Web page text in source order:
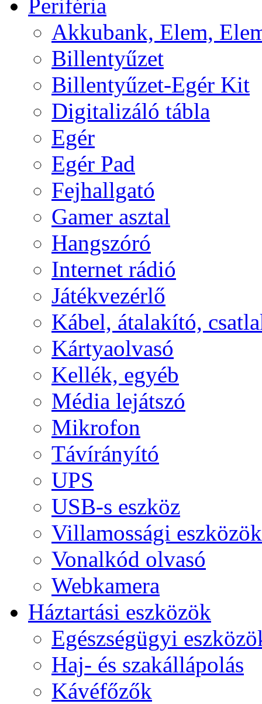
Periféria
Akkubank, Elem,
Billentyűzet
Billentyűzet-Egér Kit
Digitalizáló tábla
Egér
Egér Pad
Fejhallgató
Gamer asztal
Hangszóró
Internet rádió
Játékvezérlő
Kábel, átalakító,
Kártyaolvasó
Kellék, egyéb
Média lejátszó
Mikrofon
Távírányító
UPS
USB-s eszköz
Villamossági eszközök
Vonalkód olvasó
Webkamera
Háztartási eszközök
Egészségügyi
Haj- és szakállápolás
Kávéfőzők